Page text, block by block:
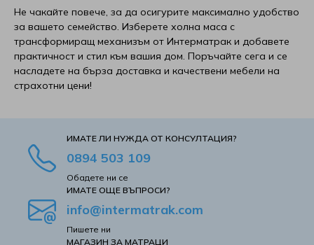
Не чакайте повече, за да осигурите максимално удобство
за вашето семейство. Изберете холна маса с
трансформиращ механизъм от Интерматрак и добавете
практичност и стил към вашия дом. Поръчайте сега и се
насладете на бърза доставка и качествени мебели на
страхотни цени!
ИМАТЕ ЛИ НУЖДА ОТ КОНСУЛТАЦИЯ?
0894 503 109
Обадете ни се
ИМАТЕ ОЩЕ ВЪПРОСИ?
info@intermatrak.com
Пишете ни
MАГАЗИН ЗА МАТРАЦИ